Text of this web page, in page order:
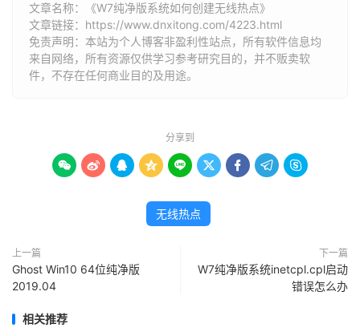
文章名称：《W7纯净版系统如何创建无线热点》
文章链接： https://www.dnxitong.com/4223.html
免责声明：本站为个人博客非盈利性站点，所有软件信息均
来自网络，所有资源仅供学习参考研究目的，并不贩卖软
件，不存在任何商业目的及用途。
分享到
        
无线热点
上一篇
Ghost Win10 64位纯净版
2019.04
下一篇
W7纯净版系统inetcpl.cpl启动
错误怎么办
相关推荐